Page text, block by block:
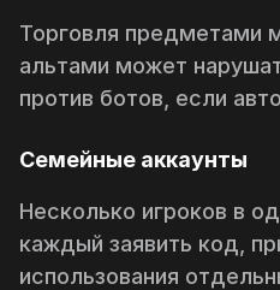
Торговля предметами
альтами может
против ботов, если
Семейные аккаунты
Несколько игроков в
каждый заявить код,
использования